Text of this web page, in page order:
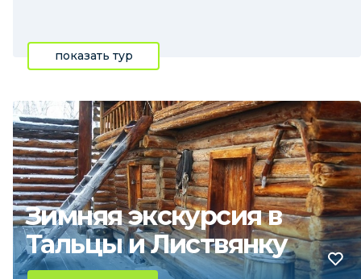
показать тур
Зимняя экскурсия в
Тальцы и Листвянку